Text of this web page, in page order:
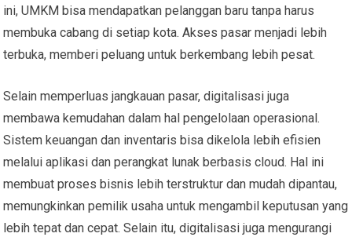
ini, UMKM bisa mendapatkan pelanggan baru tanpa harus
membuka cabang di setiap kota. Akses pasar menjadi lebih
terbuka, memberi peluang untuk berkembang lebih pesat.
Selain memperluas jangkauan pasar, digitalisasi juga
membawa kemudahan dalam hal pengelolaan operasional.
Sistem keuangan dan inventaris bisa dikelola lebih efisien
melalui aplikasi dan perangkat lunak berbasis cloud. Hal ini
membuat proses bisnis lebih terstruktur dan mudah dipantau,
memungkinkan pemilik usaha untuk mengambil keputusan yang
lebih tepat dan cepat. Selain itu, digitalisasi juga mengurangi